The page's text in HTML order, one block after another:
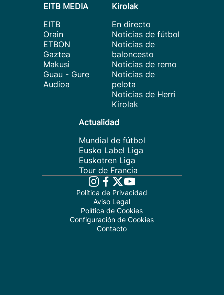
EITB MEDIA
EITB
Orain
ETBON
Gaztea
Makusi
Guau - Gure
Audioa
Kirolak
En directo
Noticias de fútbol
Noticias de
baloncesto
Noticias de remo
Noticias de
pelota
Noticias de Herri
Kirolak
Actualidad
Mundial de fútbol
Eusko Label Liga
Euskotren Liga
Tour de Francia
Política de Privacidad
Aviso Legal
Política de Cookies
Configuración de Cookies
Contacto